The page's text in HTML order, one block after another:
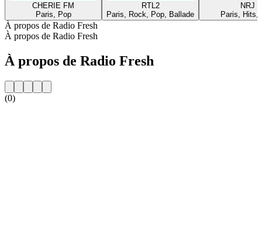
CHERIE FM
Paris, Pop
RTL2
Paris, Rock, Pop, Ballade
NRJ
Paris, Hits,
À propos de Radio Fresh
À propos de Radio Fresh
À propos de Radio Fresh
(0)